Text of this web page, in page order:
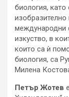
биология, като
изобразително
международни
изкуство, в
които са ѝ
биология, са
Милена
Петър Жотев